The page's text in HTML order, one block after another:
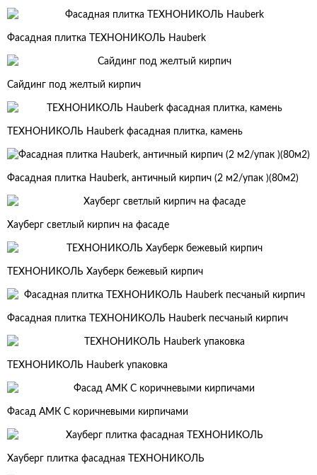
Фасадная плитка ТЕХНОНИКОЛЬ Hauberk
Сайдинг под желтый кирпич
ТЕХНОНИКОЛЬ Hauberk фасадная плитка, камень
Фасадная плитка Hauberk, античный кирпич (2 м2/упак )(80м2)
Хауберг светлый кирпич на фасаде
ТЕХНОНИКОЛЬ Хауберк бежевый кирпич
Фасадная плитка ТЕХНОНИКОЛЬ Hauberk песчаный кирпич
ТЕХНОНИКОЛЬ Hauberk упаковка
Фасад АМК С коричневыми кирпичами
Хауберг плитка фасадная ТЕХНОНИКОЛЬ